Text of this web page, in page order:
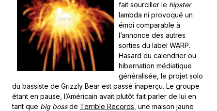
fait sourciller le hipster
lambda ni provoqué un
émoi comparable à
l’annonce des autres
sorties du label WARP.
Hasard du calendrier ou
hibernation médiatique
généralisée, le projet solo
du bassiste de Grizzly Bear est passé inaperçu. Le groupe
étant en pause, l’Américain avait plutôt fait parler de lui en
tant que big bossde Terrible Records , une maison jaune